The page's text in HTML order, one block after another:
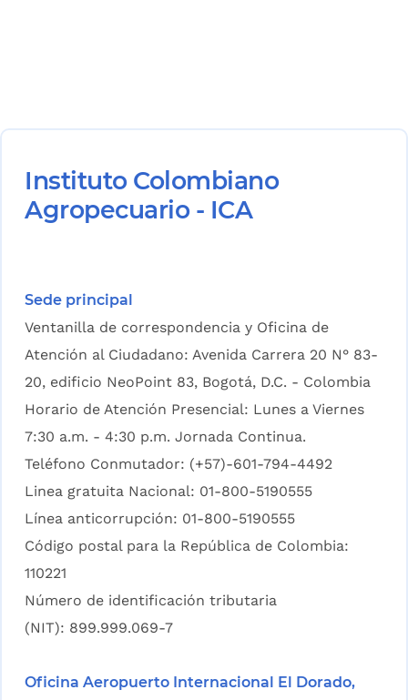
Instituto Colombiano
Agropecuario - ICA
Sede principal
Ventanilla de correspondencia y Oficina de
Atención al Ciudadano: Avenida Carrera 20 N° 83-
20, edificio NeoPoint 83, Bogotá, D.C. - Colombia
Horario de Atención Presencial: Lunes a Viernes
7:30 a.m. - 4:30 p.m. Jornada Continua.
Teléfono Conmutador: (+57)-601-794-4492
Linea gratuita Nacional: 01-800-5190555
Línea anticorrupción: 01-800-5190555
Código postal para la República de Colombia:
110221
Número de identificación tributaria
(NIT): 899.999.069-7
Oficina Aeropuerto Internacional El Dorado,